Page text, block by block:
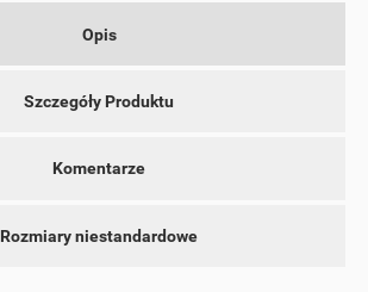
Opis
Szczegóły Produktu
Komentarze
Rozmiary niestandardowe